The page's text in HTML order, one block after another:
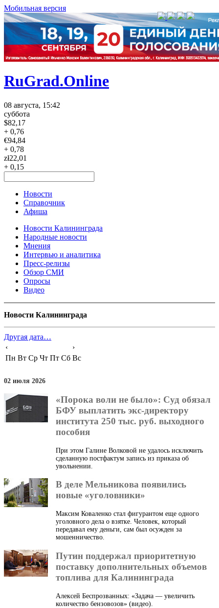
Мобильная версия
RuGrad.Online
08 августа, 15:42
суббота
$82,17
+ 0,76
€94,84
+ 0,78
zł22,01
+ 0,15
Новости
Справочник
Афиша
Новости Калининграда
Народные новости
Мнения
Интервью и аналитика
Пресс-релизы
Обзор СМИ
Опросы
Видео
Новости Калининграда
Другая дата…
‹
›
Пн Вт Ср Чт Пт Сб Вс
02 июля 2026
«Порока воли не было»: Суд обязал
БФУ выплатить экс-директору
института 250 тыс. руб. выходного
пособия
При этом Галине Волковой не удалось исключить
сделанную постфактум запись из приказа об
увольнении.
В деле Мельникова появились
новые «уголовники»
Максим Коваленко стал фигурантом еще одного
уголовного дела о взятке. Человек, который
передавал ему деньги, сам был осужден за
мошенничество.
Путин поддержал приоритетную
поставку дополнительных объемов
топлива для Калининграда
Алексей Беспрозванных: «Задача — увеличить
количество бензовозов» (видео).